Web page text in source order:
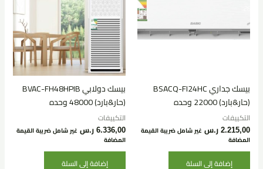
بيسك جداري BSACQ-FI24HC
(حار&بارد) 22000 وحده
التكييفات
2.215,00 ر.س غير شامل ضريبة القيمة
المضافة
إضافة إلى السلة
بيسك دولابي BVAC-FH48HPIB
(حار&بارد) 48000 وحده
التكييفات
6.336,00 ر.س غير شامل ضريبة القيمة
المضافة
إضافة إلى السلة